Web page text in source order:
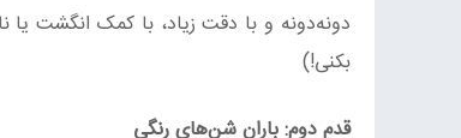
دونه‌دونه و با دقت زیاد، با کمک انگشت
بکنی!)
قدم دوم: بارانِ شن‌های رنگی